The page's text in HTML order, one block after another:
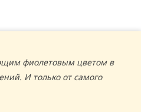
фиолетовым цветом в
И только от самого